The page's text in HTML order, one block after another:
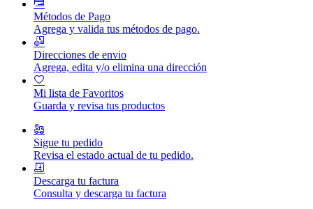
Métodos de Pago
Agrega y valida tus métodos de pago.
Direcciones de envio
Agrega, edita y/o elimina una dirección
Mi lista de Favoritos
Guarda y revisa tus productos
Sigue tu pedido
Revisa el estado actual de tu pedido.
Descarga tu factura
Consulta y descarga tu factura